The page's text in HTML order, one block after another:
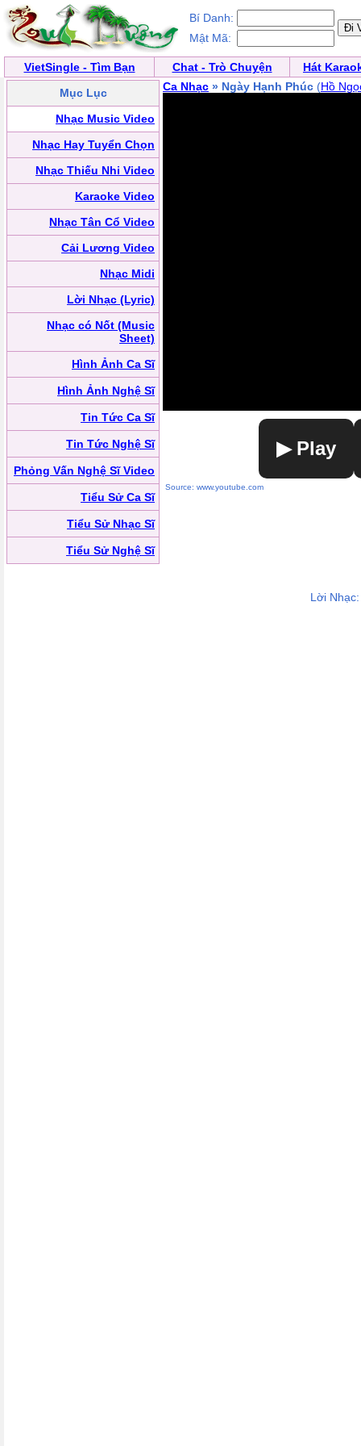
Bí Danh:
Mật Mã:
VietSingle - Tìm Bạn Chat - Trò Chuyện
Hát
Mục Lục
Nhạc Music Video
Nhạc Hay Tuyển Chọn
Nhạc Thiếu Nhi Video
Karaoke Video
Nhạc Tân Cổ Video
Cải Lương Video
Nhạc Midi
Lời Nhạc (Lyric)
Nhạc có Nốt (Music
Sheet)
Hình Ảnh Ca Sĩ
Hình Ảnh Nghệ Sĩ
Tin Tức Ca Sĩ
Tin Tức Nghệ Sĩ
Phỏng Vấn Nghệ Sĩ Video
Tiểu Sử Ca Sĩ
Tiểu Sử Nhạc Sĩ
Tiểu Sử Nghệ Sĩ
Ca Nhạc » Ngày Hạnh Phúc (Hồ
▶ Play
Source: www.youtube.com
Lời